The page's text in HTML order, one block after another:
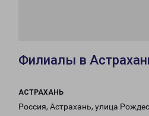
Филиалы в
АСТРАХАНЬ
Россия, Астрахань, улица